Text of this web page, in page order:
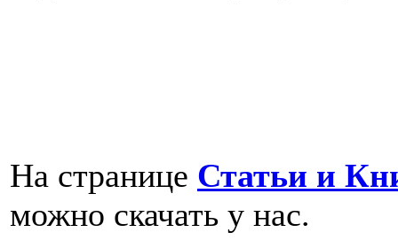
На странице Статьи и
можно скачать у нас.